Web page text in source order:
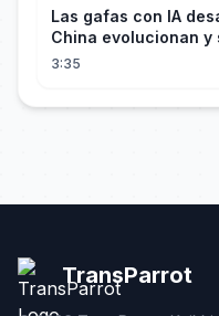
Las gafas con IA
China evolucionan y
los mercados
3:35
TransParrot